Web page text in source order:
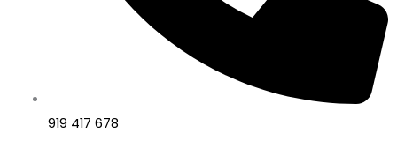
919 417 678